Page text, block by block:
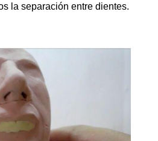
la separación entre dientes.